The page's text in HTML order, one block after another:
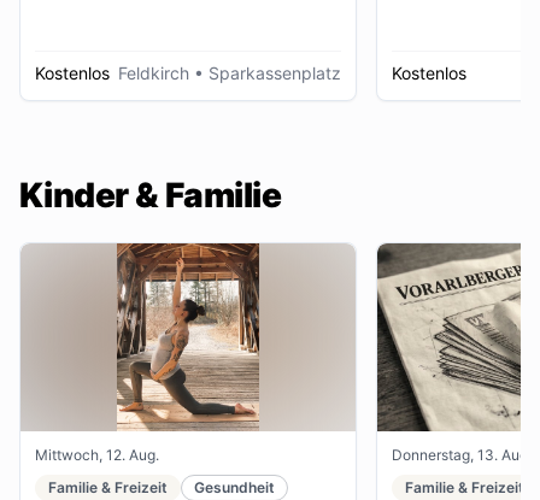
Kostenlos Feldkirch • Sparkassenplatz Kostenlos
Kinder & Familie
Mittwoch, 12. Aug.
Familie & Freizeit
Gesundheit
Donnerstag, 13. Aug.
Familie & Freizeit